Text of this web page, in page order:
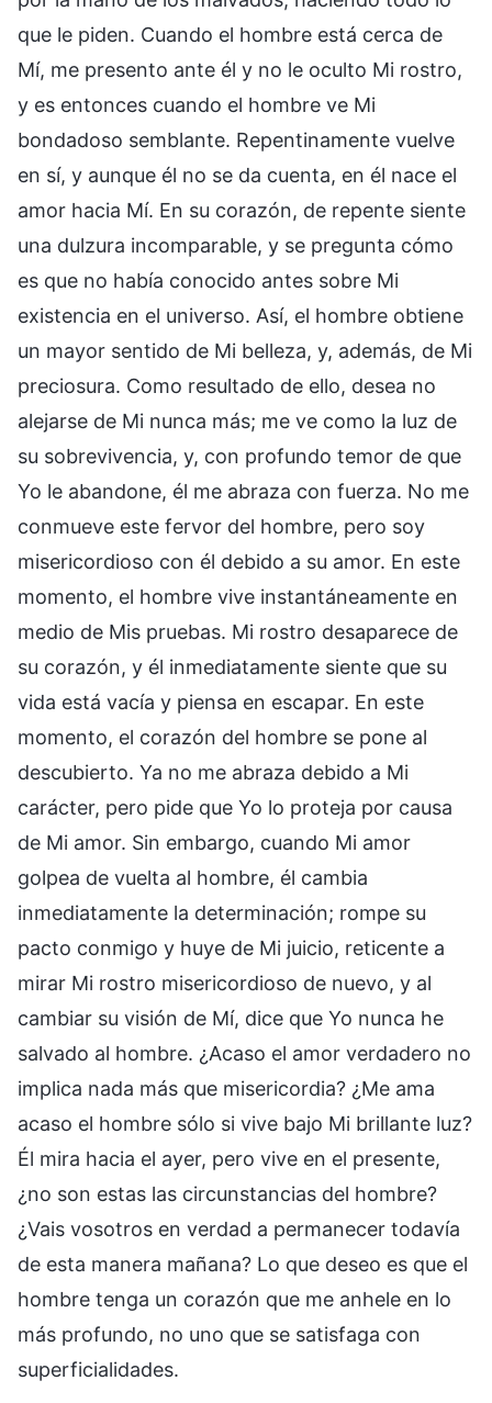
que le piden. Cuando el hombre está cerca de
Mí, me presento ante él y no le oculto Mi rostro,
y es entonces cuando el hombre ve Mi
bondadoso semblante. Repentinamente vuelve
en sí, y aunque él no se da cuenta, en él nace el
amor hacia Mí. En su corazón, de repente siente
una dulzura incomparable, y se pregunta cómo
es que no había conocido antes sobre Mi
existencia en el universo. Así, el hombre obtiene
un mayor sentido de Mi belleza, y, además, de Mi
preciosura. Como resultado de ello, desea no
alejarse de Mi nunca más; me ve como la luz de
su sobrevivencia, y, con profundo temor de que
Yo le abandone, él me abraza con fuerza. No me
conmueve este fervor del hombre, pero soy
misericordioso con él debido a su amor. En este
momento, el hombre vive instantáneamente en
medio de Mis pruebas. Mi rostro desaparece de
su corazón, y él inmediatamente siente que su
vida está vacía y piensa en escapar. En este
momento, el corazón del hombre se pone al
descubierto. Ya no me abraza debido a Mi
carácter, pero pide que Yo lo proteja por causa
de Mi amor. Sin embargo, cuando Mi amor
golpea de vuelta al hombre, él cambia
inmediatamente la determinación; rompe su
pacto conmigo y huye de Mi juicio, reticente a
mirar Mi rostro misericordioso de nuevo, y al
cambiar su visión de Mí, dice que Yo nunca he
salvado al hombre. ¿Acaso el amor verdadero no
implica nada más que misericordia? ¿Me ama
acaso el hombre sólo si vive bajo Mi brillante luz?
Él mira hacia el ayer, pero vive en el presente,
¿no son estas las circunstancias del hombre?
¿Vais vosotros en verdad a permanecer todavía
de esta manera mañana? Lo que deseo es que el
hombre tenga un corazón que me anhele en lo
más profundo, no uno que se satisfaga con
superficialidades.